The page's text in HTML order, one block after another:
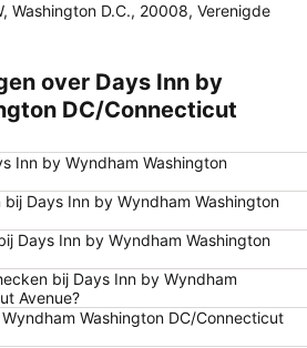
Smithsonian National Museum of Natural History
Downtown Washington D.C.
Roll
Arlington Memorial Bridge
Pentagon Memorial
Smithsonian National Air and Space Museum - Stephen F Udvar-Hazy Center
Center
The Old Post Office Pavilion
Martin Luther King Jr. Memorial
Library of Congress
Washington D.C., 20008, Verenigde
over Days Inn by
DC/Connecticut
Inn by Wyndham Washington
Days Inn by Wyndham Washington
Days Inn by Wyndham Washington
bij Days Inn by Wyndham
Avenue?
Washington DC/Connecticut